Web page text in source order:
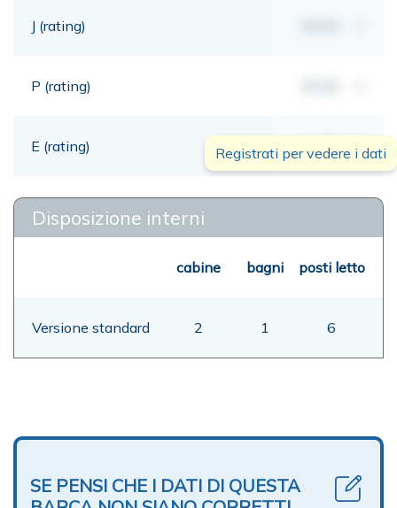
J (rating)
P (rating)
E (rating) 00,00 mt
Registrati per vedere i dati
Disposizione interni
cabine bagni posti letto
Versione standard 2 1 6
SE PENSI CHE I DATI DI QUESTA